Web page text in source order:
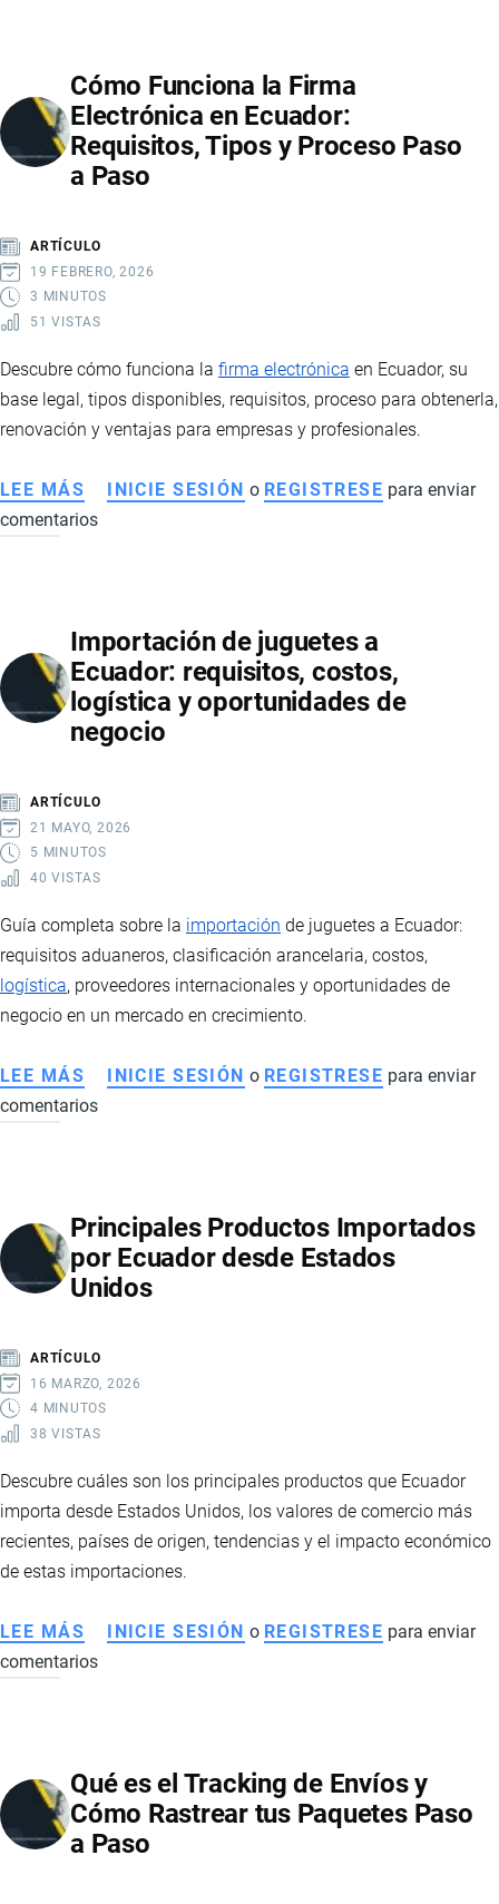
TRATADO
DE
LIBRE
COMERCIO
Cómo Funciona la Firma
Electrónica en Ecuador:
Requisitos, Tipos y Proceso Paso
a Paso
ARTÍCULO
19 FEBRERO, 2026
3 MINUTOS
51 VISTAS
Descubre cómo funciona la firma electrónica en Ecuador, su
base legal, tipos disponibles, requisitos, proceso para obtenerla,
renovación y ventajas para empresas y profesionales.
LEE MÁS SOBRE
CÓMO
ELECTRÓNICA
EN
ECUADOR:
REQUISITOS,
PROCESO
PASO
A
INICIE SESIÓN o REGISTRESE para enviar
comentarios
Importación de juguetes a
Ecuador: requisitos, costos,
logística y oportunidades de
negocio
ARTÍCULO
21 MAYO, 2026
5 MINUTOS
40 VISTAS
Guía completa sobre la importación de juguetes a Ecuador:
requisitos aduaneros, clasificación arancelaria, costos,
logística, proveedores internacionales y oportunidades de
negocio en un mercado en crecimiento.
LEE MÁS SOBRE
IMPORTACIÓN
ECUADOR:
REQUISITOS,
COSTOS,
OPORTUNIDADES
DE
NEGOCIO
INICIE SESIÓN o REGISTRESE para enviar
comentarios
Principales Productos Importados
por Ecuador desde Estados
Unidos
ARTÍCULO
16 MARZO, 2026
4 MINUTOS
38 VISTAS
Descubre cuáles son los principales productos que Ecuador
importa desde Estados Unidos, los valores de comercio más
recientes, países de origen, tendencias y el impacto económico
de estas importaciones.
LEE MÁS SOBRE
PRINCIPALES
ECUADOR
DESDE
ESTADOS
INICIE SESIÓN o REGISTRESE para enviar
comentarios
Qué es el Tracking de Envíos y
Cómo Rastrear tus Paquetes Paso
a Paso